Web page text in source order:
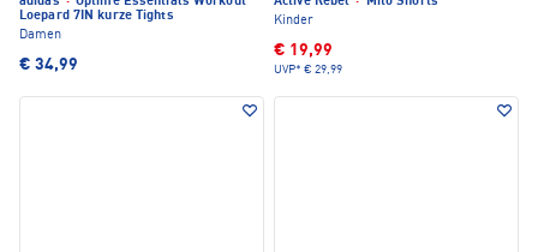
Loepard 7IN kurze Tights
Damen
€ 34,99
Kinder
€ 19,99
UVP* € 29,99